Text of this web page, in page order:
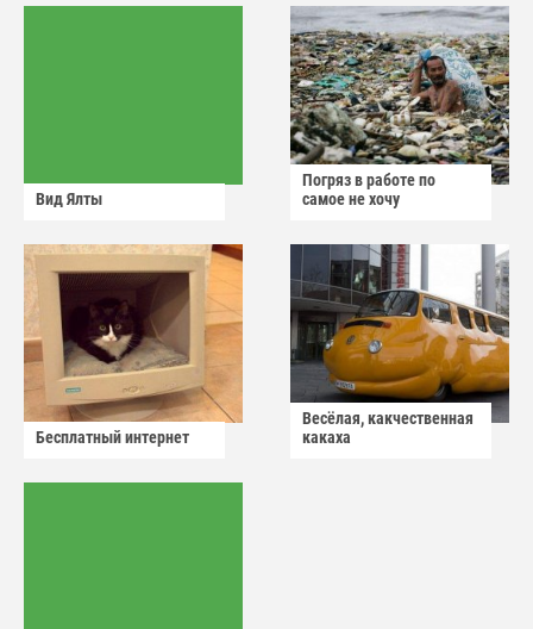
Вид Ялты
Погряз в работе по
самое не хочу
Бесплатный интернет
Весёлая, какчественная
какаха